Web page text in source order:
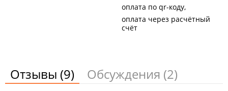
оплата по qr-коду
оплата через расчётный
счёт
Отзывы (9) Обсуждения (2)